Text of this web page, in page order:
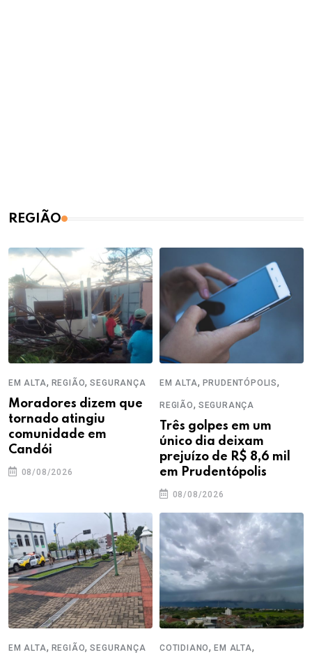
REGIÃO
EM ALTA, REGIÃO,SEGURANÇA
Moradores dizem que
tornado atingiu
comunidade em
Candói
08/08/2026
EM ALTA, PRUDENTÓPOLIS,
REGIÃO, SEGURANÇA
Três golpes em um
único dia deixam
prejuízo de R$ 8,6 mil
em Prudentópolis
08/08/2026
EM ALTA, REGIÃO,SEGURANÇA COTIDIANO,EM ALTA,